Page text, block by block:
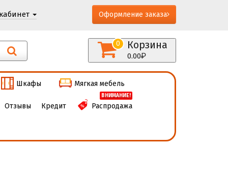
Оформление заказа
Корзина
0
0.00
Шкафы Мягкая мебель
Отзывы Кредит
ВНИМАНИЕ!
Распродажа